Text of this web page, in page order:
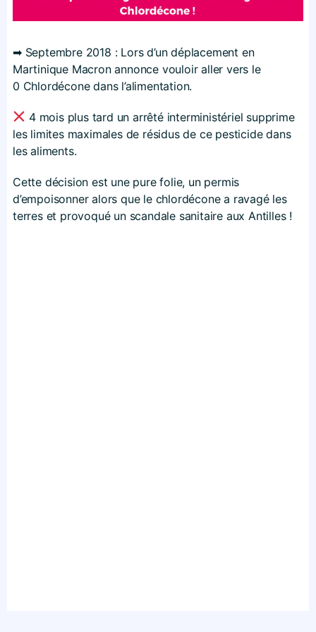
➡Septembre 2018 : Lors d’un déplacement en
Martinique Macron annonce vouloir aller vers le
0 Chlordécone dans l’alimentation.
4 mois plus tard un arrêté interministériel supprime
les limites maximales de résidus de ce pesticide dans
les aliments.
Cette décision est une pure folie, un permis
d’empoisonner alors que le chlordécone a ravagé les
terres et provoqué un scandale sanitaire aux Antilles !